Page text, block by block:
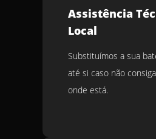
Assistência
Local
Substituímos a sua
até si caso não
onde está.